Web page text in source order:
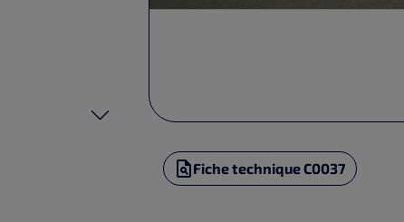
Fiche technique C0037